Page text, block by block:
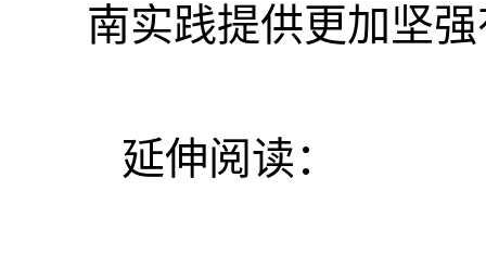
南实践提供更加坚
延伸阅读：